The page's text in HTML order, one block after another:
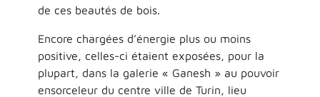
de ces beautés de bois.
Encore chargées d’énergie plus ou moins
positive, celles-ci étaient exposées, pour la
plupart, dans la galerie « Ganesh » au pouvoir
ensorceleur du centre ville de Turin, lieu